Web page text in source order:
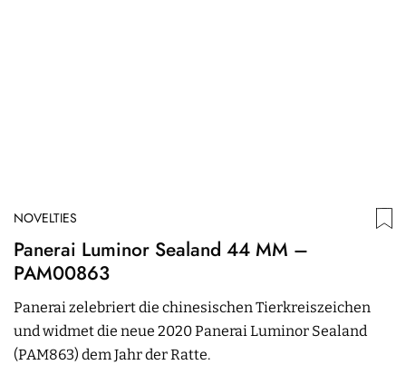
NOVELTIES
Panerai Luminor Sealand 44 MM –
PAM00863
Panerai zelebriert die chinesischen Tierkreiszeichen
und widmet die neue 2020 Panerai Luminor Sealand
(PAM863) dem Jahr der Ratte.